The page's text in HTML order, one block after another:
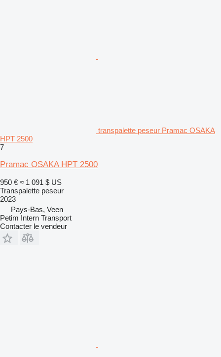
transpalette peseur Pramac OSAKA
HPT 2500
7
Pramac OSAKA HPT 2500
950 € ≈ 1 091 $ US
Transpalette peseur
2023
Pays-Bas, Veen
Petim Intern Transport
Contacter le vendeur